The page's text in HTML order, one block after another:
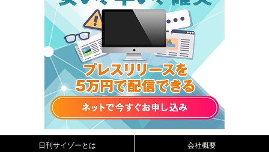
日刊サイゾーとは 会社概要